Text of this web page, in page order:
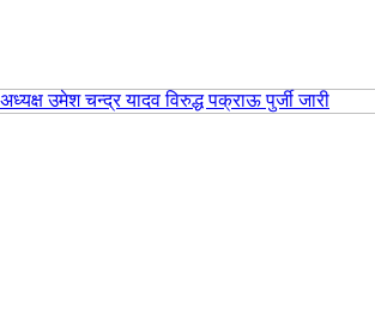
उमेश चन्द्र यादव विरुद्ध पक्राऊ पुर्जी जारी